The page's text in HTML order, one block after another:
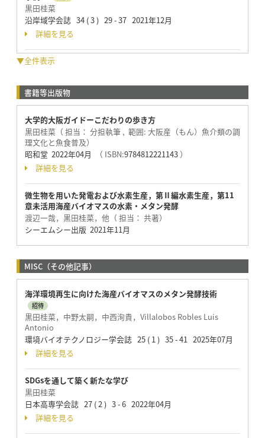
黒田桂菜
沿岸域学会誌 34 ( 3 ) 29 - 37 2021年12月
詳細を見る
▼全件表示
書籍等出版物
大学的大阪ガイドーこだわりの歩き方
黒田桂菜（ 担当： 分担執筆 , 範囲: 大阪産（もん）魚介類の調
理文化と魚食普及）
昭和堂 2022年04月
（ ISBN:9784812221143）
詳細を見る
微生物を用いた発電および水素生産，第Ⅱ編水素生産，第11
章未活用海産バイオマスの水素・メタン発酵
渡辺一哉，黒田桂菜，他（ 担当： 共著）
シーエムシー出版 2021年11月
MISC（その他記事）
海洋環境再生に向けた海産バイオマスのメタン発酵技術
招待
黒田桂菜，中野太嗣，中西洵貴，Villalobos Robles Luis
Antonio
環境バイオテクノロジー学会誌 25 ( 1 ) 35 - 41 2025年07月
詳細を見る
SDGsを通して築く新たな学び
黒田桂菜
日本高専学会誌 27 ( 2 ) 3 - 6 2022年04月
詳細を見る